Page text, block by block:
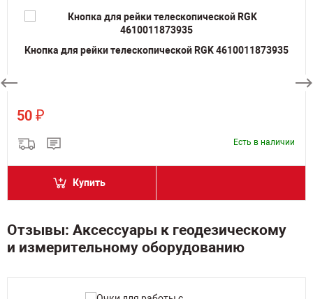
Кнопка для рейки телескопической RGK 4610011873935
50 ₽
Есть в наличии
Купить
Отзывы: Аксессуары к геодезическому
и измерительному оборудованию